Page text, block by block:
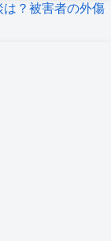
？被害者の外傷